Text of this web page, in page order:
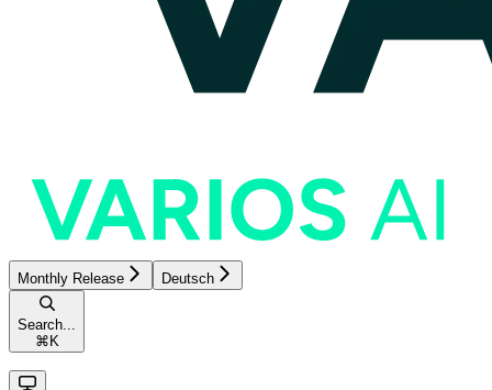
Monthly Release Deutsch
Search...
⌘ K